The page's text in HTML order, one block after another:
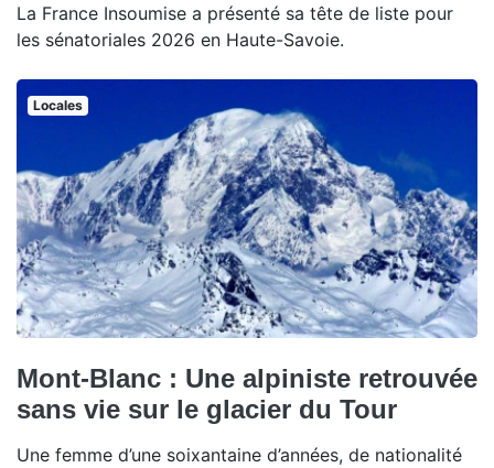
La France Insoumise a présenté sa tête de liste pour
les sénatoriales 2026 en Haute-Savoie.
Locales
Mont-Blanc : Une alpiniste retrouvée
sans vie sur le glacier du Tour
Une femme d’une soixantaine d’années, de nationalité